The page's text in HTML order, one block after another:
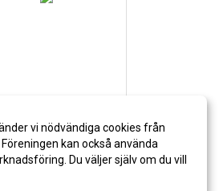
vi nödvändiga cookies från
kan också använda
Du väljer själv om du vill